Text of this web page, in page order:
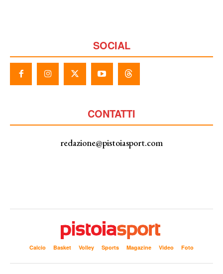
SOCIAL
CONTATTI
redazione@pistoiasport.com
Calcio Basket Volley Sports Magazine Video Foto